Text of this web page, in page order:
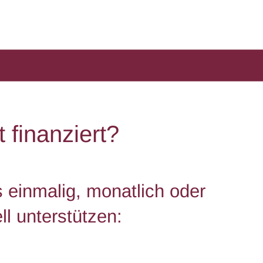
finanziert?
einmalig, monatlich oder
unterstützen: